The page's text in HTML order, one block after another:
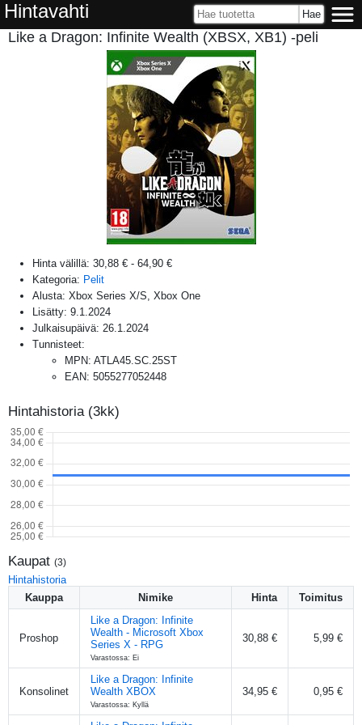
Hintavahti
Like a Dragon: Infinite Wealth (XBSX, XB1) -peli
Hinta välillä: 30,88 € - 64,90 €
Kategoria: Pelit
Alusta: Xbox Series X/S, Xbox One
Lisätty: 9.1.2024
Julkaisupäivä: 26.1.2024
Tunnisteet:
MPN: ATLA45.SC.25ST
EAN: 5055277052448
Hintahistoria (3kk)
Kaupat (3)
Hintahistoria
Kauppa
Nimike Hinta Toimitus
Proshop
Like a Dragon: Infinite
Wealth - Microsoft Xbox
Series X - RPG
Varastossa: Ei
30,88 € 5,99 €
Konsolinet
Like a Dragon: Infinite
Wealth XBOX
Varastossa: Kyllä
34,95 € 0,95 €